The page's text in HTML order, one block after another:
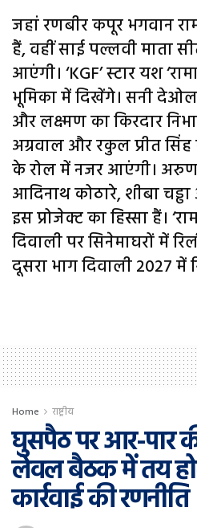
जहां रणबीर कपूर भगवान
हैं, वहीं साई पल्लवी माता
आएंगी। ‘KGF’ स्टार यश
भूमिका में दिखेंगे। सनी
और लक्ष्मण का किरदार
अग्रवाल और रकुल प्रीत
के रोल में नजर आएंगी।
आदिनाथ कोठारे, शीबा
इस प्रोजेक्ट का हिस्सा हैं।
दिवाली पर सिनेमाघरों में
दूसरा भाग दिवाली 2027 में
Home राष्ट्रीय
घुसपैठ पर आर-पार
लेवल बैठक में तय
कार्रवाई की रणनीति